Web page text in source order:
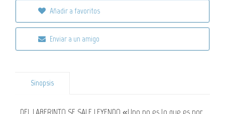
Añadir a favoritos
Enviar a un amigo
Sinopsis